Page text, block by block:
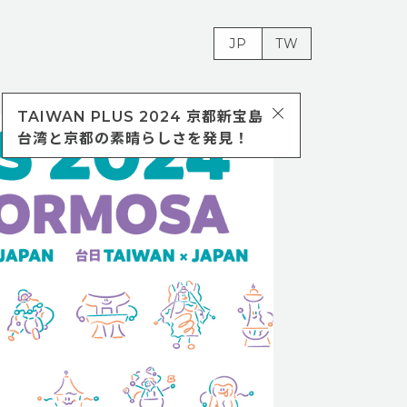
JP TW
TAIWAN PLUS 2024 京都新宝島
台湾と京都の素晴らしさを発見！
01
台日新風
02
京都新宝島